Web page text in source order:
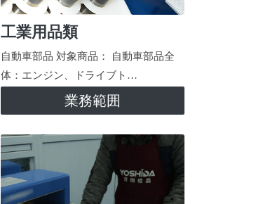
工業用品類
自動車部品 対象商品： 自動車部品全
体：エンジン、ドライブト…
業務範囲